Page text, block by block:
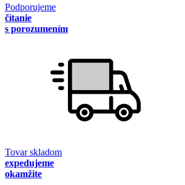
Podporujeme
čítanie
s porozumením
Tovar skladom
expedujeme
okamžite